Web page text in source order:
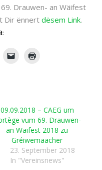
Drauwen- an Wäifest
Dir ënnert dësem Link.
09.09.2018 – CAEG um
vum 69. Drauwen-
an Wäifest 2018 zu
Gréiwemaacher
23. September 2018
In "Vereinsnews"